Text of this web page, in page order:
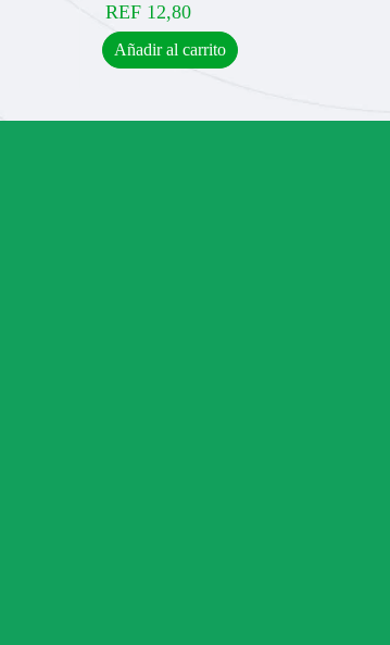
REF 12,80
Añadir al carrito